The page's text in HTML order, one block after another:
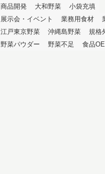
商品開発
大和野菜
小袋充填
展示会・イベント
業務用食材
江戸東京野菜
沖縄島野菜 規格
野菜パウダー
野菜不足 食品